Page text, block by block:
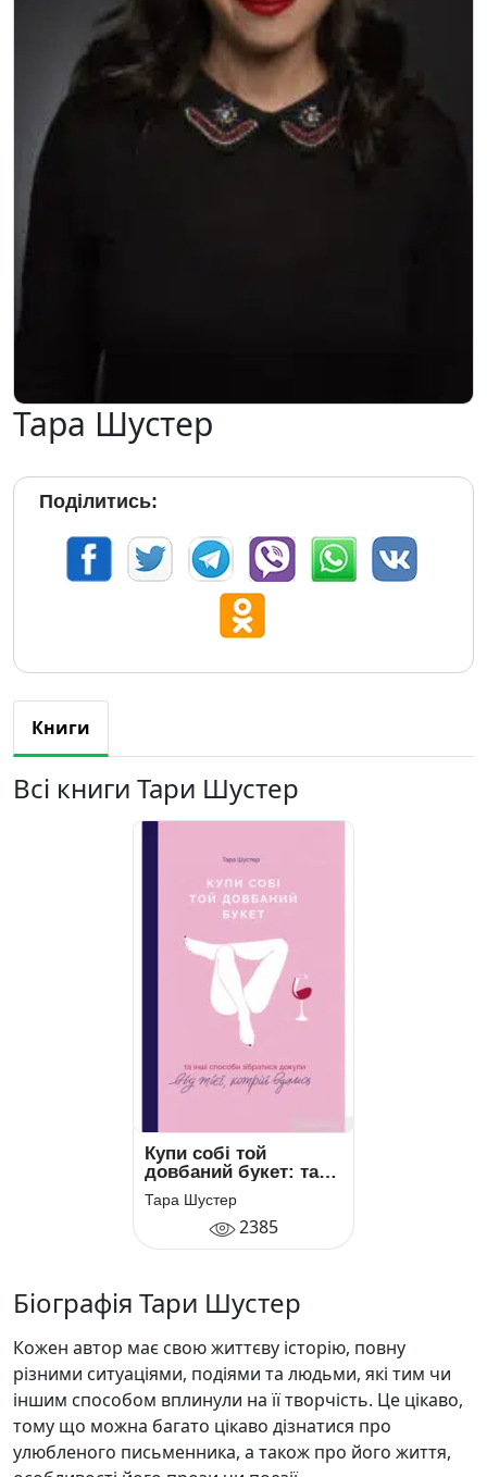
Тара Шустер
Поділитись:
Книги
Всі книги Тари Шустер
Купи собі той
довбаний букет: та
інші способи
зібратися докупи від
тієї, котрій вдалось
Тара Шустер
2385
Біографія Тари Шустер
Кожен автор має свою життєву історію, повну
різними ситуаціями, подіями та людьми, які тим чи
іншим способом вплинули на її творчість. Це цікаво,
тому що можна багато цікаво дізнатися про
улюбленого письменника, а також про його життя,